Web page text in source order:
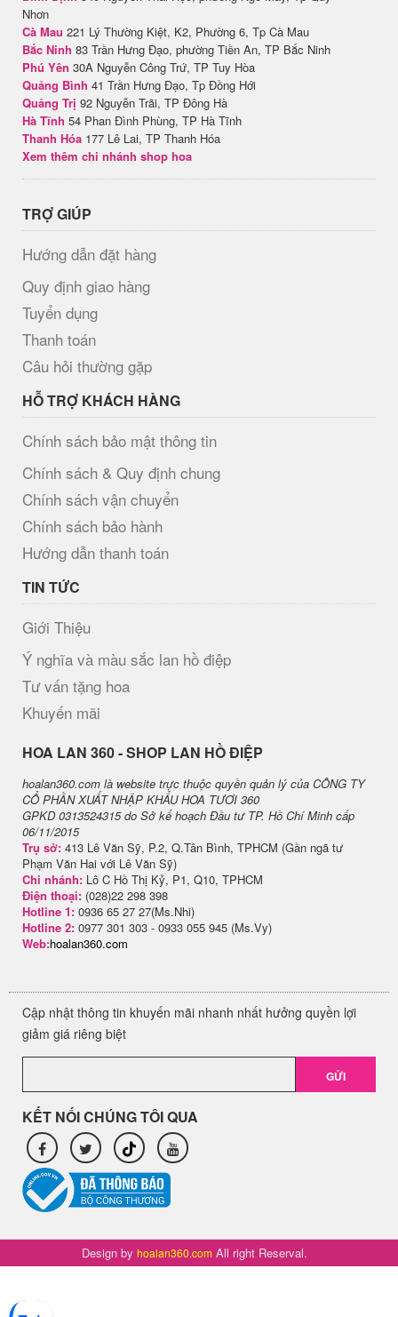
Nhơn
Cà Mau 221 Lý Thường Kiệt, K2, Phường 6, Tp Cà Mau
Bắc Ninh 83 Trần Hưng Đạo, phường Tiền An, TP Bắc Ninh
Phú Yên 30A Nguyễn Công Trứ, TP Tuy Hòa
Quảng Bình 41 Trần Hưng Đạo, Tp Đồng Hới
Quảng Trị 92 Nguyễn Trãi, TP Đông Hà
Hà Tĩnh 54 Phan Đình Phùng, TP Hà Tĩnh
Thanh Hóa 177 Lê Lai, TP Thanh Hóa
Xem thêm chi nhánh shop hoa
TRỢ GIÚP
Hướng dẫn đặt hàng
Quy định giao hàng
Tuyển dụng
Thanh toán
Câu hỏi thường gặp
HỖ TRỢ KHÁCH HÀNG
Chính sách bảo mật thông tin
Chính sách & Quy định chung
Chính sách vận chuyển
Chính sách bảo hành
Hướng dẫn thanh toán
TIN TỨC
Giới Thiệu
Ý nghĩa và màu sắc lan hồ điệp
Tư vấn tặng hoa
Khuyến mãi
H​OA LAN 360 - SHOP LAN HỒ ĐIỆP
hoalan360.com là website trực thuộc quyền quản lý của CÔNG TY
CỔ PHẦN XUẤT NHẬP KHẨU HOA TƯƠI 360
GPKD 0313524315 do Sở kế hoạch Đầu tư TP. Hồ Chí Minh cấp
06/11/2015
Trụ sở: 413 Lê Văn Sỹ, P.2, Q.Tân Bình, TPHCM (Gần ngã tư
Phạm Văn Hai với Lê Văn Sỹ)
Chi nhánh: Lô C Hồ Thị Kỷ, P1, Q10, TPHCM
Điện thoại: (028)22 298 398
Hotline 1: 0936 65 27 27(Ms.Nhi)
Hotline 2: 0977 301 303 - 0933 055 945 (Ms.Vy)
Web:hoalan360.com
Cập nhật thông tin khuyến mãi nhanh nhất hưởng quyền lợi
giảm giá riêng biệt
GỬI
KẾT NỐI CHÚNG TÔI QUA
Design by hoalan360.com All right Reserval.